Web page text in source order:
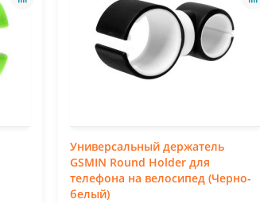
Универсальный держатель
GSMIN Round Holder для
телефона на велосипед (Черно-
белый)